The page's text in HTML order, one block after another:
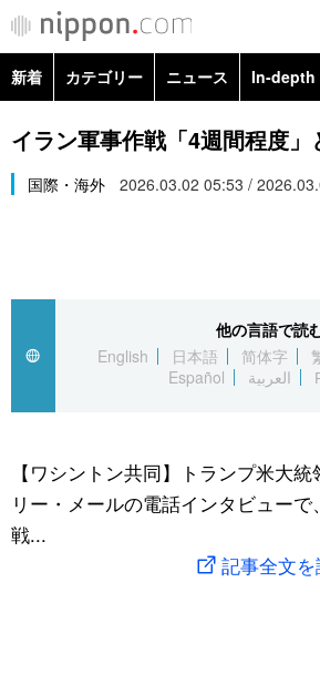
社会
文化
旅と暮らし
動画/Live
新着 カテゴリー ニュース In-depth
政治・外交
経済・ビジネス
社会
文化
科学・技術
暮らし
スポーツ・東京2020
イラン軍事作戦「4週間程度」
国際・海外 2026.03.02 05:53 /
他の言語で読
English
日本語 简体字
Español
العربية
【ワシントン共同】トランプ米大
リー・メールの電話インタビュー
戦...
記事全文を